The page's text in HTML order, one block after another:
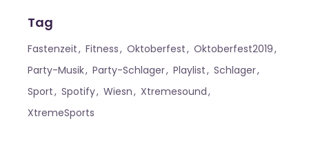
Tag
Fastenzeit Fitness Oktoberfest
Oktoberfest2019
Party-Musik
Party-Schlager Playlist
Schlager
Sport
Spotify Wiesn
Xtremesound
XtremeSports